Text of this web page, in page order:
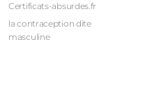
Certificats-absurdes.fr
la contraception dite
masculine